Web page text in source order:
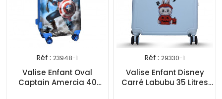
Réf : 23948-1
Valise Enfant Oval
Captain Amercia 40
Réf : 29330-1
Valise Enfant Disney
Carré Labubu 35 Litres